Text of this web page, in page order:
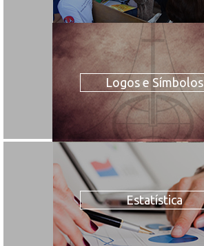
Logos e Símbolos
Estatística